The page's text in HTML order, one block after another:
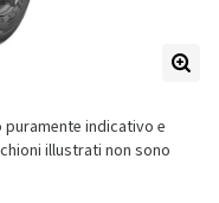
indicativo e
illustrati non sono